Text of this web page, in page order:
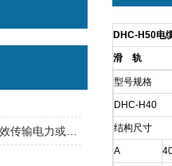
DHC-H50电
滑 轨
型号规格
DHC-H40
结构尺寸
A